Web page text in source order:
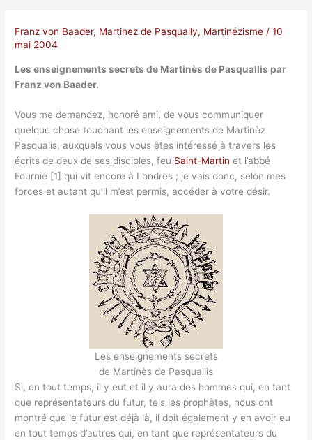
Franz von Baader, Martinez de Pasqually, Martinézisme /10
mai 2004
Les enseignements secrets de Martinès de Pasquallis par
Franz von Baader.
Vous me demandez, honoré ami, de vous communiquer
quelque chose touchant les enseignements de Martinèz
Pasqualis, auxquels vous vous êtes intéressé à travers les
écrits de deux de ses disciples, feu Saint-Martin et l’abbé
Fournié [1] qui vit encore à Londres ; je vais donc, selon mes
forces et autant qu’il m’est permis, accéder à votre désir.
Les enseignements secrets
de Martinès de Pasquallis
Si, en tout temps, il y eut et il y aura des hommes qui, en tant
que représentateurs du futur, tels les prophètes, nous ont
montré que le futur est déjà là, il doit également y en avoir eu
en tout temps d’autres qui, en tant que représentateurs du